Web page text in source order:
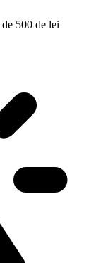
500 de lei